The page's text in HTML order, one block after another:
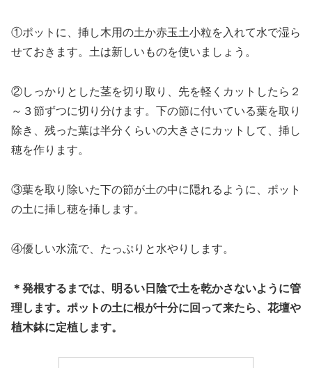
①ポットに、挿し木用の土か赤玉土小粒を入れて水で湿ら
せておきます。土は新しいものを使いましょう。
②しっかりとした茎を切り取り、先を軽くカットしたら２
～３節ずつに切り分けます。下の節に付いている葉を取り
除き、残った葉は半分くらいの大きさにカットして、挿し
穂を作ります。
③葉を取り除いた下の節が土の中に隠れるように、ポット
の土に挿し穂を挿します。
④優しい水流で、たっぷりと水やりします。
＊発根するまでは、明るい日陰で土を乾かさないように管
理します。ポットの土に根が十分に回って来たら、花壇や
植木鉢に定植します。